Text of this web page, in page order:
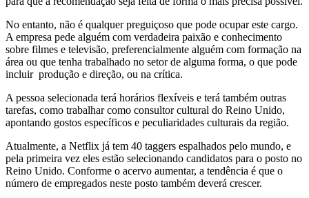
No entanto, não é qualquer preguiçoso que pode ocupar este cargo.
A empresa pede alguém com verdadeira paixão e conhecimento
sobre filmes e televisão, preferencialmente alguém com formação na
área ou que tenha trabalhado no setor de alguma forma, o que pode
incluir produção e direção, ou na crítica.
A pessoa selecionada terá horários flexíveis e terá também outras
tarefas, como trabalhar como consultor cultural do Reino Unido,
apontando gostos específicos e peculiaridades culturais da região.
Atualmente, a Netflix já tem 40 taggers espalhados pelo mundo, e
pela primeira vez eles estão selecionando candidatos para o posto no
Reino Unido. Conforme o acervo aumentar, a tendência é que o
número de empregados neste posto também deverá crescer.